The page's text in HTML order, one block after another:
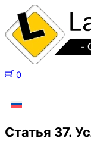
0
Статья 37.